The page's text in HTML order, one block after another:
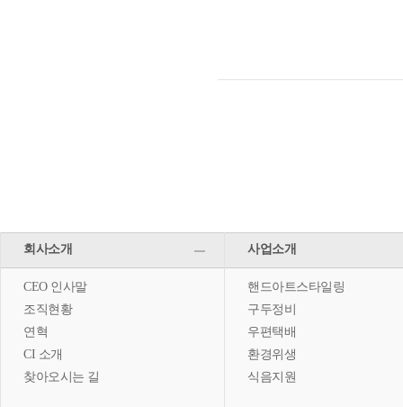
회사소개
CEO 인사말
조직현황
연혁
CI 소개
찾아오시는 길
사업소개
핸드아트스타일링
구두정비
우편택배
환경위생
식음지원